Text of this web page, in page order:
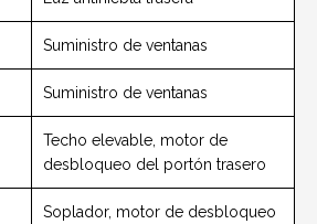
Suministro de ventanas
Suministro de ventanas
Techo elevable, motor de
desbloqueo del portón trasero
Soplador, motor de desbloqueo